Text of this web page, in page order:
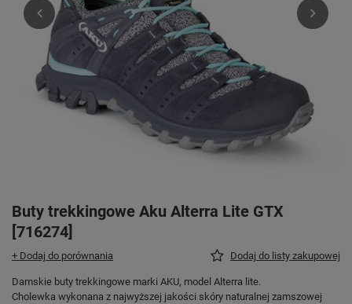
Buty trekkingowe Aku Alterra Lite GTX
[716274]
+ Dodaj do porównania Dodaj do listy zakupowej
Damskie buty trekkingowe marki AKU, model Alterra lite.
Cholewka wykonana z najwyższej jakości skóry naturalnej zamszowej